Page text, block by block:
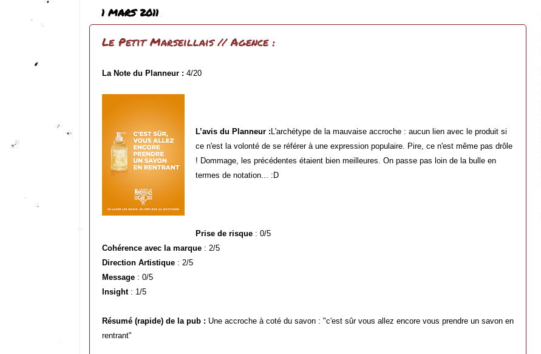
1 MARS 2011
Le Petit Marseillais // Agence :
La Note du Planneur : 4/20
L’avis du Planneur : L'archétype de la mauvaise accroche : aucun lien avec le produit si
ce n'est la volonté de se référer à une expression populaire. Pire, ce n'est même pas drôle
! Dommage, les précédentes étaient bien meilleures. On passe pas loin de la bulle en
termes de notation... :D
Prise de risque: 0/5
Cohérence avec la marque : 2/5
Direction Artistique : 2/5
Message : 0/5
Insight: 1/5
Résumé (rapide) de la pub : Une accroche à coté du savon : "c'est sûr vous allez encore vous prendre un savon en
rentrant"